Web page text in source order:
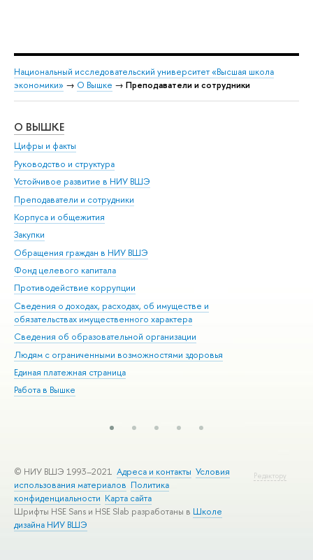
Национальный исследовательский университет «Высшая школа
экономики» → О Вышке → Преподаватели и сотрудники
О ВЫШКЕ
Цифры и факты
Руководство и структура
Устойчивое развитие в НИУ ВШЭ
Преподаватели и сотрудники
Корпуса и общежития
Закупки
Обращения граждан в НИУ ВШЭ
Фонд целевого капитала
Противодействие коррупции
Сведения о доходах, расходах, об имуществе и
обязательствах имущественного характера
Сведения об образовательной организации
Людям с ограниченными возможностями здоровья
Единая платежная страница
Работа в Вышке
Редактору
© НИУ ВШЭ 1993–2021 Адреса и контакты Условия
использования материалов Политика
конфиденциальности Карта сайта
Шрифты HSE Sans и HSE Slab разработаны в Школе
дизайна НИУ ВШЭ